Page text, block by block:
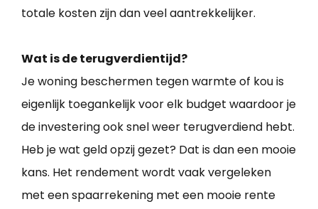
totale kosten zijn dan veel aantrekkelijker.
Wat is de terugverdientijd?
Je woning beschermen tegen warmte of kou is
eigenlijk toegankelijk voor elk budget waardoor je
de investering ook snel weer terugverdiend hebt.
Heb je wat geld opzij gezet? Dat is dan een mooie
kans. Het rendement wordt vaak vergeleken
met een spaarrekening met een mooie rente